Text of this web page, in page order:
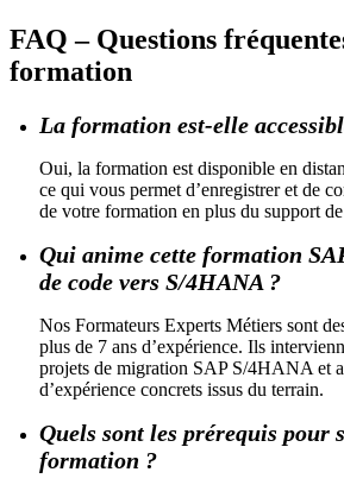
FAQ – Questions
formation
La formation est-elle
Oui, la formation est disponible en
ce qui vous permet d’enregistrer et de
de votre formation en plus du support
Qui anime cette formation
de code vers S/4HANA ?
Nos Formateurs Experts Métiers sont
plus de 7 ans d’expérience. Ils
projets de migration SAP S/4HANA et
d’expérience concrets issus du terrain.
Quels sont les prérequis pour
formation ?